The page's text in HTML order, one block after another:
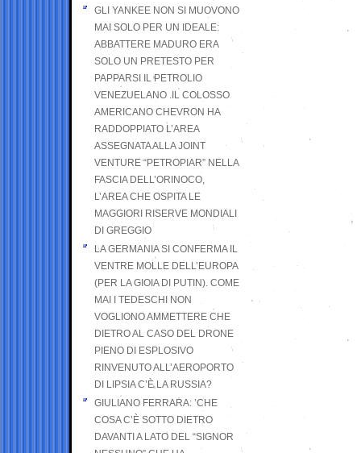
GLI YANKEE NON SI MUOVONO
MAI SOLO PER UN IDEALE:
ABBATTERE MADURO ERA
SOLO UN PRETESTO PER
PAPPARSI IL PETROLIO
VENEZUELANO .IL COLOSSO
AMERICANO CHEVRON HA
RADDOPPIATO L’AREA
ASSEGNATA ALLA JOINT
VENTURE “PETROPIAR” NELLA
FASCIA DELL’ORINOCO,
L’AREA CHE OSPITA LE
MAGGIORI RISERVE MONDIALI
DI GREGGIO
LA GERMANIA SI CONFERMA IL
VENTRE MOLLE DELL’EUROPA
(PER LA GIOIA DI PUTIN). COME
MAI I TEDESCHI NON
VOGLIONO AMMETTERE CHE
DIETRO AL CASO DEL DRONE
PIENO DI ESPLOSIVO
RINVENUTO ALL’AEROPORTO
DI LIPSIA C’È LA RUSSIA?
GIULIANO FERRARA: ’CHE
COSA C’È SOTTO DIETRO
DAVANTI A LATO DEL “SIGNOR